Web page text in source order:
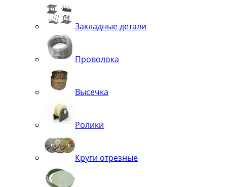
Закладные детали
Проволока
Высечка
Ролики
Круги отрезные